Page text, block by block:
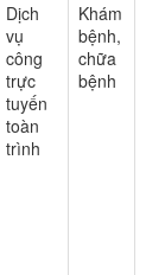
Dịch
vụ
công
trực
tuyến
toàn
trình
Khám
bệnh,
chữa
bệnh